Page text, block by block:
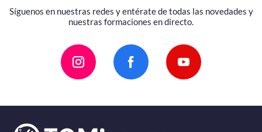
Síguenos en nuestras redes y entérate de todas las novedades y
nuestras formaciones en directo.